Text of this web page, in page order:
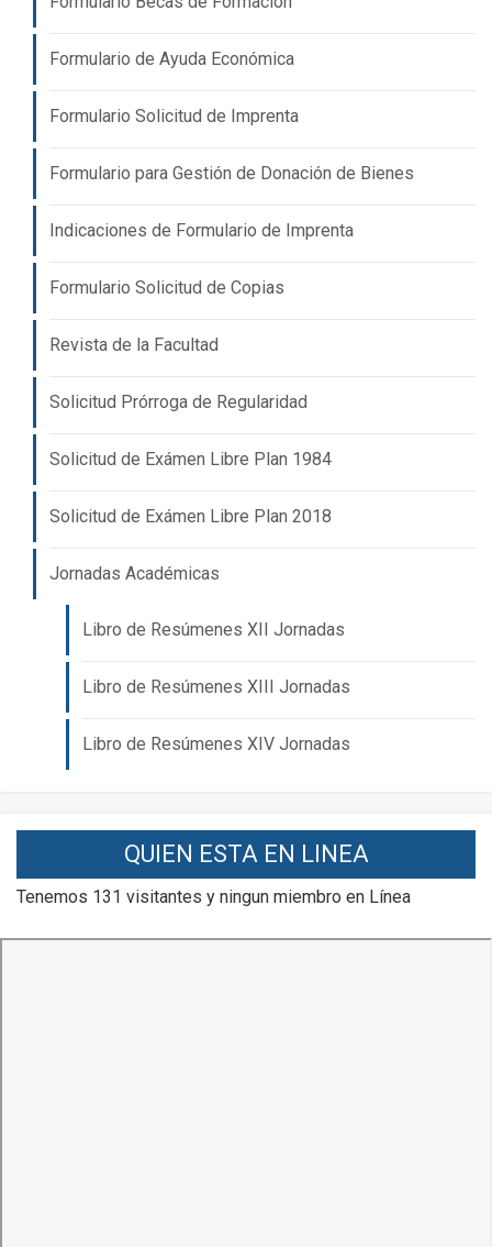
Formulario de Ayuda Económica
Formulario Solicitud de Imprenta
Formulario para Gestión de Donación de Bienes
Indicaciones de Formulario de Imprenta
Formulario Solicitud de Copias
Revista de la Facultad
Solicitud Prórroga de Regularidad
Solicitud de Exámen Libre Plan 1984
Solicitud de Exámen Libre Plan 2018
Jornadas Académicas
Libro de Resúmenes XII Jornadas
Libro de Resúmenes XIII Jornadas
Libro de Resúmenes XIV Jornadas
QUIEN ESTA EN LINEA
Tenemos 131 visitantes y ningun miembro en Línea